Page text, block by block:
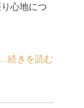
心地につ
...続きを読む